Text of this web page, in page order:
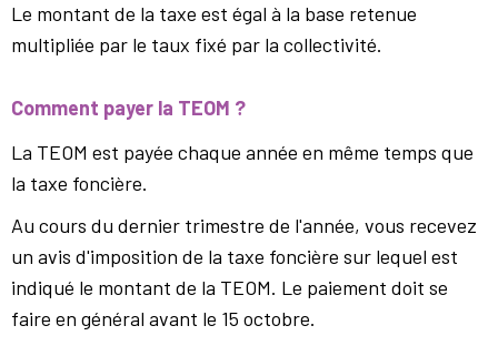
Le montant de la taxe est égal à la base retenue
multipliée par le taux fixé par la collectivité.
Comment payer la TEOM ?
La TEOM est payée chaque année en même temps que
la taxe foncière.
Au cours du dernier trimestre de l'année, vous recevez
un avis d'imposition de la taxe foncière sur lequel est
indiqué le montant de la TEOM. Le paiement doit se
faire en général avant le 15 octobre.